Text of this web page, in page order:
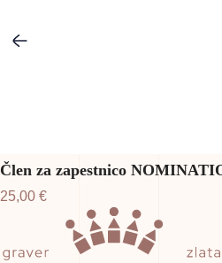
Člen za zapestnico
25,00 €